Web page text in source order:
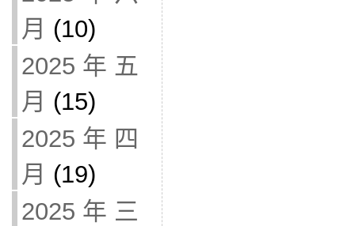
月 (10)
2025 年 五
月 (15)
2025 年 四
月 (19)
2025 年 三